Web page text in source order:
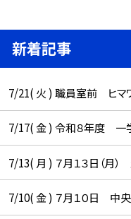
新着記事
7/21( 火 ) 職員室前 ヒマ
7/17( 金 ) 令和８年度 一
7/13( 月 ) ７月１３日（月
7/10( 金 ) ７月１０日 中